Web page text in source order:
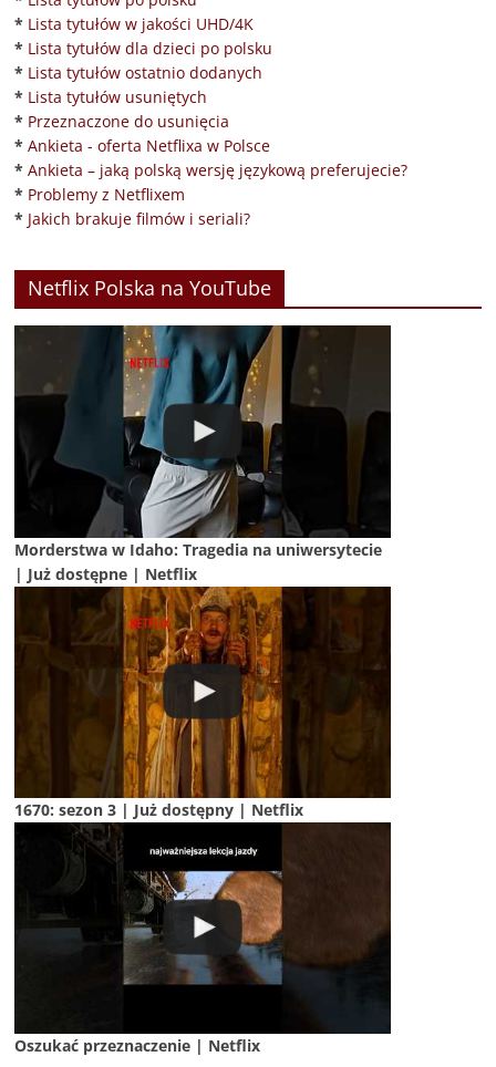
* Lista tytułów w jakości UHD/4K
* Lista tytułów dla dzieci po polsku
* Lista tytułów ostatnio dodanych
* Lista tytułów usuniętych
* Przeznaczone do usunięcia
* Ankieta - oferta Netflixa w Polsce
* Ankieta – jaką polską wersję językową preferujecie?
* Problemy z Netflixem
* Jakich brakuje filmów i seriali?
Netflix Polska na YouTube
Morderstwa w Idaho: Tragedia na uniwersytecie
| Już dostępne | Netflix
1670: sezon 3 | Już dostępny | Netflix
Oszukać przeznaczenie | Netflix